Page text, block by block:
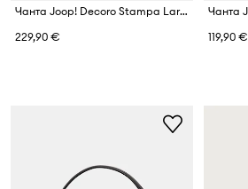
Чанта Joop! Decoro Stampa Lara
229,90 €
119,90 €